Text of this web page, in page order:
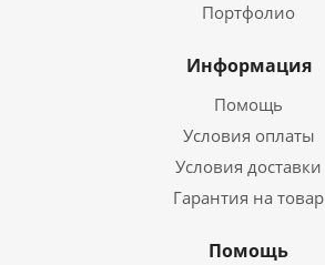
Портфолио
Информация
Помощь
Условия оплаты
Условия доставки
Гарантия на товар
Помощь